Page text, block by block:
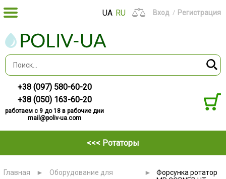
UA RU Вход Регистрация
+38 (097) 580-60-20
+38 (050) 163-60-20
работаем с 9 до 18 в рабочие дни
mail@poliv-ua.com
<<< Ротаторы
Главная ►
Оборудование для
►
Форсунка ротатор